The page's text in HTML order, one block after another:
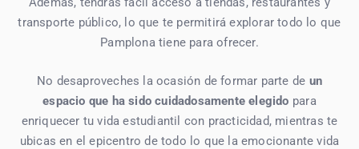
transporte público, lo que te permitirá explorar todo lo que
Pamplona tiene para ofrecer.
No desaproveches la ocasión de formar parte de un
espacio que ha sido cuidadosamente elegido para
enriquecer tu vida estudiantil con practicidad, mientras te
ubicas en el epicentro de todo lo que la emocionante vida